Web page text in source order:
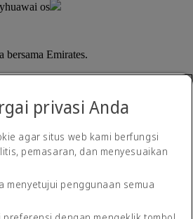
huawai os
bersama Emirates.
privasi Anda
agar situs web kami berfungsi
pemasaran, dan menyesuaikan
menyetujui penggunaan semua